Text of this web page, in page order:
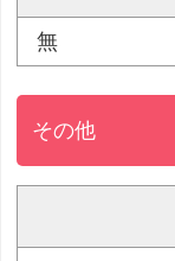
無
その他